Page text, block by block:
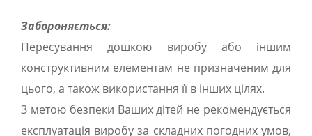
Забороняється:
Пересування дошкою виробу або іншим
конструктивним елементам не призначеним для
цього, а також використання її в інших цілях.
З метою безпеки Ваших дітей не рекомендується
експлуатація виробу за складних погодних умов,